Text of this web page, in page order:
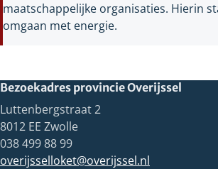
maatschappelijke organisaties. Hierin
omgaan met energie.
Bezoekadres provincie Overijssel
Luttenbergstraat 2
8012 EE Zwolle
038 499 88 99
overijsselloket@overijssel.nl